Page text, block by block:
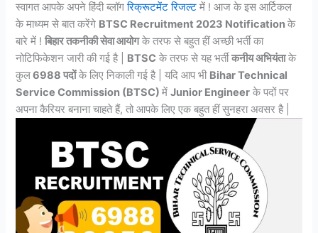
स्वागत आपके अपने हिंदी ब्लॉगरिक्रूटमेंट रिजल्ट में ! आज के इस आर्टिकल
के माध्यम से बात करेंगे BTSC Recruitment 2023 Notificationके
बारे में !बिहार तकनीकी सेवा आयोगके तरफ से बहुत हीं अच्छी भर्ती का
नोटिफिकेशन जारी की गई है | BTSC के तरफ से यह भर्तीकनीय अभियंताके
कुल6988 पदोंके लिए निकाली गई है | यदि आप भी Bihar Technical
Service Commission (BTSC)मेंJunior Engineer के पदों पर
अपना कैरियर बनाना चाहते हैं, तो आपके लिए एक बहुत हीं सुनहरा अवसर है |